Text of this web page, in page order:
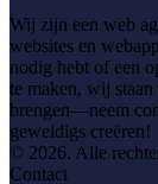
Wij zijn een web
websites en
nodig hebt of een
te maken, wij
brengen—neem
geweldigs creëren!
© 2026. Alle
Contact